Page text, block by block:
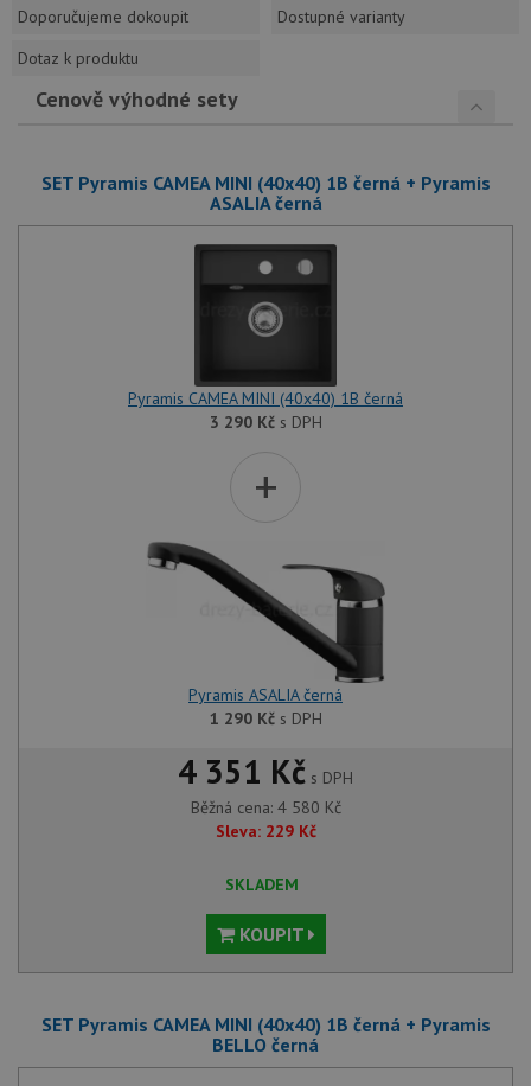
Doporučujeme dokoupit
Dostupné varianty
Dotaz k produktu
Cenově výhodné sety
SET Pyramis CAMEA MINI (40x40) 1B černá + Pyramis
ASALIA černá
Pyramis CAMEA MINI (40x40) 1B černá
3 290 Kčs DPH
+
Pyramis ASALIA černá
1 290 Kčs DPH
4 351 Kč s DPH
Běžná cena: 4 580 Kč
Sleva: 229 Kč
SKLADEM
KOUPIT
SET Pyramis CAMEA MINI (40x40) 1B černá + Pyramis
BELLO černá